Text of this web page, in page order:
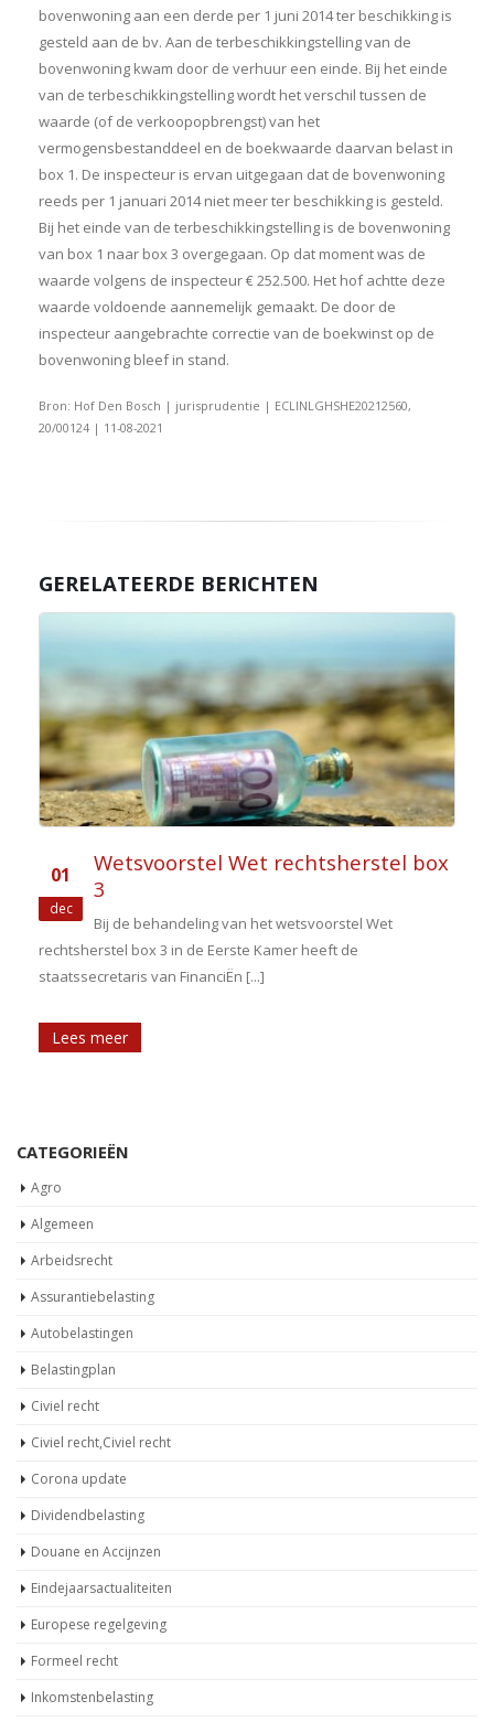
bovenwoning aan een derde per 1 juni 2014 ter beschikking is
gesteld aan de bv. Aan de terbeschikkingstelling van de
bovenwoning kwam door de verhuur een einde. Bij het einde
van de terbeschikkingstelling wordt het verschil tussen de
waarde (of de verkoopopbrengst) van het
vermogensbestanddeel en de boekwaarde daarvan belast in
box 1. De inspecteur is ervan uitgegaan dat de bovenwoning
reeds per 1 januari 2014 niet meer ter beschikking is gesteld.
Bij het einde van de terbeschikkingstelling is de bovenwoning
van box 1 naar box 3 overgegaan. Op dat moment was de
waarde volgens de inspecteur € 252.500. Het hof achtte deze
waarde voldoende aannemelijk gemaakt. De door de
inspecteur aangebrachte correctie van de boekwinst op de
bovenwoning bleef in stand.
Bron: Hof Den Bosch | jurisprudentie | ECLINLGHSHE20212560,
20/00124 | 11-08-2021
GERELATEERDE BERICHTEN
01
dec
Wetsvoorstel Wet rechtsherstel box
3
Bij de behandeling van het wetsvoorstel Wet
rechtsherstel box 3 in de Eerste Kamer heeft de
staatssecretaris van FinanciËn [...]
Lees meer
CATEGORIEËN
Agro
Algemeen
Arbeidsrecht
Assurantiebelasting
Autobelastingen
Belastingplan
Civiel recht
Civiel recht,Civiel recht
Corona update
Dividendbelasting
Douane en Accijnzen
Eindejaarsactualiteiten
Europese regelgeving
Formeel recht
Inkomstenbelasting